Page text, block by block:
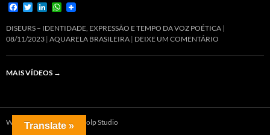
F
c
e
b
o
k
T
i
t
t
e
n
k
e
d
n
W
a
t
s
A
DISEURS – IDENTIDADE, EXPRESSÃO E TEMPO DA VOZ POÉTICA
08/11/2023 AQUARELA BRASILEIRA DEIXE UM COMENTÁRIO
MAIS VÍDEOS →
Website produzido por Dolp Studio
Translate »